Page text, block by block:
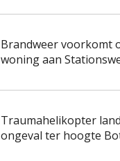
Brandweer voorkomt
woning aan
Traumahelikopter
ongeval ter hoogte